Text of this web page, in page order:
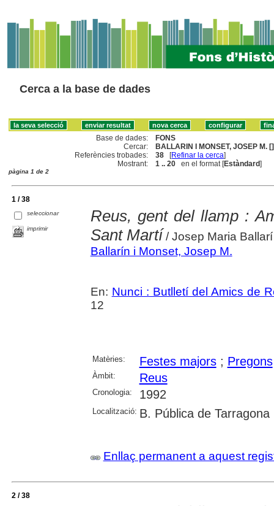
Cerca a la base de dades
Base de dades:
FONS
Cercar:
BALLARIN I MONSET, JOSEP M. []
Referències trobades:
38 [Refinar la cerca]
Mostrant:
1 .. 20 en el format [Estàndard]
pàgina 1 de 2
1 / 38
seleccionar
imprimir
Reus, gent del llamp :
Sant Martí / Josep Maria
Ballarín i Monset, Josep M.
En: Nunci : Butlletí del Amics de
12
Matèries: Festes majors; Pregons
Àmbit: Reus
Cronologia: 1992
Localització: B. Pública de Tarragona
Enllaç permanent a aquest
2 / 38